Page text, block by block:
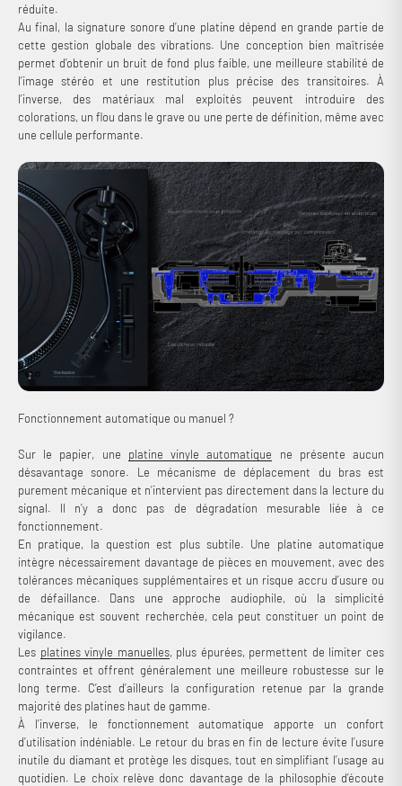
réduite.
Au final, la signature sonore d’une platine dépend en grande partie de
cette gestion globale des vibrations. Une conception bien maîtrisée
permet d’obtenir un bruit de fond plus faible, une meilleure stabilité de
l’image stéréo et une restitution plus précise des transitoires. À
l’inverse, des matériaux mal exploités peuvent introduire des
colorations, un flou dans le grave ou une perte de définition, même avec
une cellule performante.
Fonctionnement automatique ou manuel ?
Sur le papier, une platine vinyle automatique ne présente aucun
désavantage sonore. Le mécanisme de déplacement du bras est
purement mécanique et n’intervient pas directement dans la lecture du
signal. Il n’y a donc pas de dégradation mesurable liée à ce
fonctionnement.
En pratique, la question est plus subtile. Une platine automatique
intègre nécessairement davantage de pièces en mouvement, avec des
tolérances mécaniques supplémentaires et un risque accru d’usure ou
de défaillance. Dans une approche audiophile, où la simplicité
mécanique est souvent recherchée, cela peut constituer un point de
vigilance.
Les platines vinyle manuelles, plus épurées, permettent de limiter ces
contraintes et offrent généralement une meilleure robustesse sur le
long terme. C’est d’ailleurs la configuration retenue par la grande
majorité des platines haut de gamme.
À l’inverse, le fonctionnement automatique apporte un confort
d’utilisation indéniable. Le retour du bras en fin de lecture évite l’usure
inutile du diamant et protège les disques, tout en simplifiant l’usage au
quotidien. Le choix relève donc davantage de la philosophie d’écoute